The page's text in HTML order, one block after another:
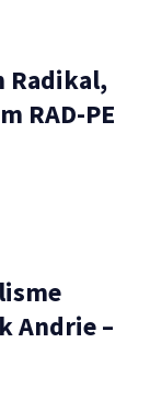
Radikal,
RAD-PE
Andrie –